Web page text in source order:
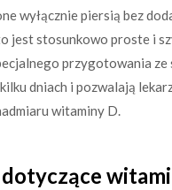
wyłącznie piersią bez
jest stosunkowo proste i
przygotowania
dniach i pozwalają
witaminy D.